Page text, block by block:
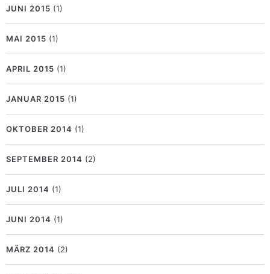
JUNI 2015 (1)
MAI 2015 (1)
APRIL 2015 (1)
JANUAR 2015 (1)
OKTOBER 2014 (1)
SEPTEMBER 2014 (2)
JULI 2014 (1)
JUNI 2014 (1)
MÄRZ 2014 (2)